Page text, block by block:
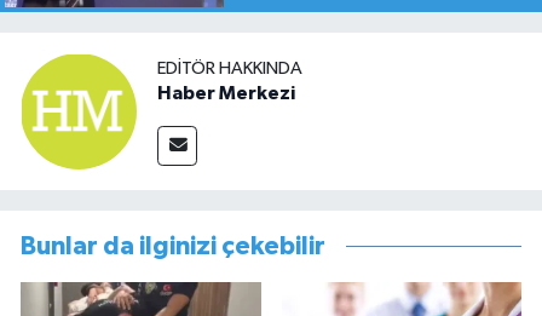
EDITÖR HAKKINDA
Haber Merkezi
Bunlar da ilginizi çekebilir